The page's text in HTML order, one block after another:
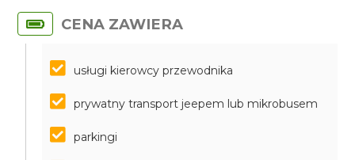
CENA ZAWIERA
usługi kierowcy przewodnika
prywatny transport jeepem lub mikrobusem
parkingi